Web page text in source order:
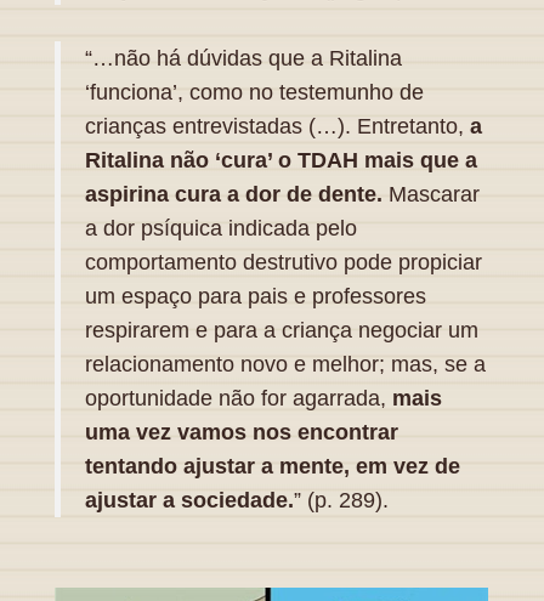
“…não há dúvidas que a Ritalina
‘funciona’, como no testemunho de
crianças entrevistadas (…). Entretanto, a
Ritalina não ‘cura’ o TDAH mais que a
aspirina cura a dor de dente. Mascarar
a dor psíquica indicada pelo
comportamento destrutivo pode propiciar
um espaço para pais e professores
respirarem e para a criança negociar um
relacionamento novo e melhor; mas, se a
oportunidade não for agarrada, mais
uma vez vamos nos encontrar
tentando ajustar a mente, em vez de
ajustar a sociedade.” (p. 289).